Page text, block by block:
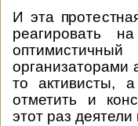
И эта
реагировать
организаторами
то активисты,
отметить и
этот раз